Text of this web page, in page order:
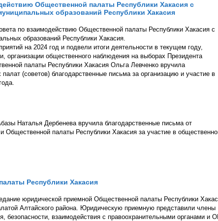
Общественной палаты Республики Хакасия с
образований Республики Хакасия
по взаимодействию Общественной палаты Республики Хакасия с
образований Республики Хакасия.
на 2024 год и подвели итоги деятельности в текущем году,
организации общественного наблюдения на выборах Президента
палаты Республики Хакасия Ольга Левченко вручила
(советов) благодарственные письма за организацию и участие в
Наталья Дербенева вручила благодарственные письма от
Общественной палаты Республики Хакасия за участие в
Республики Хакасия
юридической приемной Общественной палаты Республики
Алтайского района. Юридическую приемную представили члены
безопасности, взаимодействия с правоохранительными органами и